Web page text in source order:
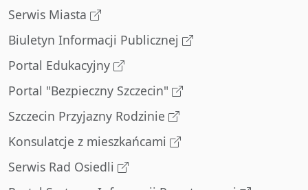
Serwis Miasta
Biuletyn Informacji Publicznej
Portal Edukacyjny
Portal "Bezpieczny Szczecin"
Szczecin Przyjazny Rodzinie
Konsulatcje z mieszkańcami
Serwis Rad Osiedli